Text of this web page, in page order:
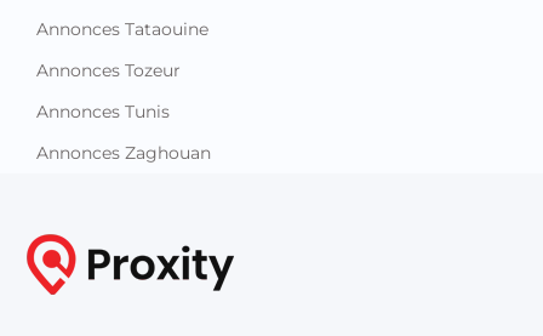
Annonces Tataouine
Annonces Tozeur
Annonces Tunis
Annonces Zaghouan